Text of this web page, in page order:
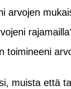
arvojen
toimineeni
muista että